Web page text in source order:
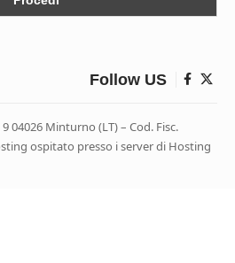
Follow US
04026 Minturno (LT) – Cod. Fisc.
ospitato presso i server di Hosting